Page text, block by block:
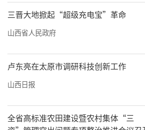
门协助抢收玉米，组织党员协助
作业。
党群同心，并肩作战。全
员各方力量，在秋汛一线扎实开
丰收行动，践行初心使命，展现
贰攥指成拳，夯实基
三晋大地掀起“超级充电宝”革命
山西省人民政府
卢东亮在太原市调研科技创新工作
山西日报
全省高标准农田建设暨农村集体“三